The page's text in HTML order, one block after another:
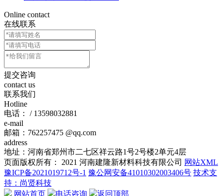
Online contact
在线联系
提交咨询
contact us
联系我们
Hotline
电话： / 13598032881
e-mail
邮箱：762257475 @qq.com
address
地址：河南省郑州市二七区祥云路1号2号楼2单元4层
页面版权所有： 2021 河南建隆新材料科技有限公司 网站XML
豫ICP备2021019712号-1 豫公网安备41010302003406号 技术支
持：尚贤科技
网站首页
电话咨询 返回顶部